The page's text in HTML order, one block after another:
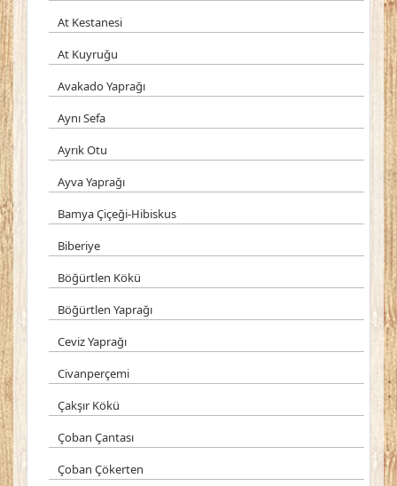
At Kestanesi
At Kuyruğu
Avakado Yaprağı
Aynı Sefa
Ayrık Otu
Ayva Yaprağı
Bamya Çiçeği-Hibiskus
Biberiye
Böğürtlen Kökü
Böğürtlen Yaprağı
Ceviz Yaprağı
Civanperçemi
Çakşır Kökü
Çoban Çantası
Çoban Çökerten